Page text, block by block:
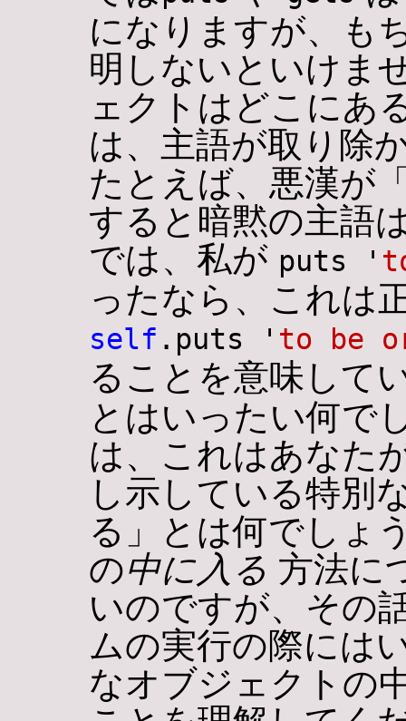
になりますが、も
明しないといけま
ェクトはどこにあ
は、主語が取り除
たとえば、悪漢が
すると暗黙の主語
では、私が puts '
ったなら、これは
self .puts ' to be
ることを意味して
とはいったい何で
は、これはあなた
し示している特別
る」とは何でしょ
の中に入る 方法に
いのですが、その
ムの実行の際には
なオブジェクトの